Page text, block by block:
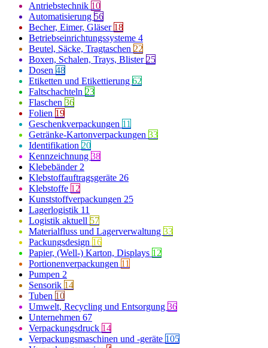
Antriebstechnik 10
Automatisierung 56
Becher, Eimer, Gläser 18
Betriebseinrichtungssysteme 4
Beutel, Säcke, Tragtaschen 22
Boxen, Schalen, Trays, Blister 25
Dosen 48
Etiketten und Etikettierung 62
Faltschachteln 23
Flaschen 36
Folien 19
Geschenkverpackungen 11
Getränke-Kartonverpackungen 33
Identifikation 20
Kennzeichnung 38
Klebebänder 2
Klebstoffauftragsgeräte 26
Klebstoffe 12
Kunststoffverpackungen 25
Lagerlogistik 11
Logistik aktuell 57
Materialfluss und Lagerverwaltung 33
Packungsdesign 16
Papier, (Well-) Karton, Displays 12
Portionenverpackungen 11
Pumpen 2
Sensorik 14
Tuben 10
Umwelt, Recycling und Entsorgung 36
Unternehmen 67
Verpackungsdruck 14
Verpackungsmaschinen und -geräte 105